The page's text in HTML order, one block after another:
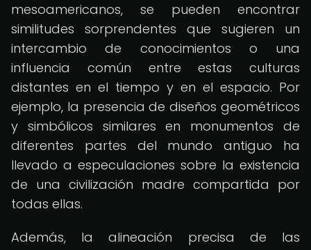
mesoamericanos, se pueden encontrar
similitudes sorprendentes que sugieren un
intercambio de conocimientos o una
influencia común entre estas culturas
distantes en el tiempo y en el espacio. Por
ejemplo, la presencia de diseños geométricos
y simbólicos similares en monumentos de
diferentes partes del mundo antiguo ha
llevado a especulaciones sobre la existencia
de una civilización madre compartida por
todas ellas.
Además, la alineación precisa de las